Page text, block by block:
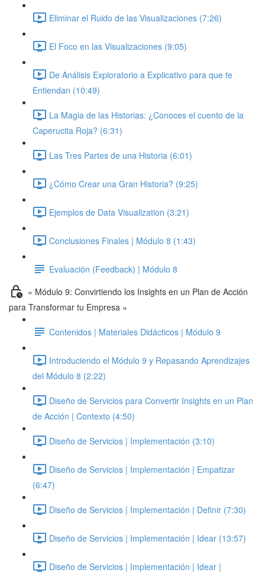
Eliminar el Ruido de las Visualizaciones (7:26)
El Foco en las Visualizaciones (9:05)
De Análisis Exploratorio a Explicativo para que te
Entiendan (10:49)
La Magia de las Historias: ¿Conoces el cuento de la
Caperucita Roja? (6:31)
Las Tres Partes de una Historia (6:01)
¿Cómo Crear una Gran Historia? (9:25)
Ejemplos de Data Visualization (3:21)
Conclusiones Finales | Módulo 8 (1:43)
Evaluación (Feedback) | Módulo 8
« Módulo 9: Convirtiendo los Insights en un Plan de Acción
para Transformar tu Empresa »
Contenidos | Materiales Didácticos | Módulo 9
Introduciendo el Módulo 9 y Repasando Aprendizajes
del Módulo 8 (2:22)
Diseño de Servicios para Convertir Insights en un Plan
de Acción | Contexto (4:50)
Diseño de Servicios | Implementación (3:10)
Diseño de Servicios | Implementación | Empatizar
(6:47)
Diseño de Servicios | Implementación | Definir (7:30)
Diseño de Servicios | Implementación | Idear (13:57)
Diseño de Servicios | Implementación | Idear |